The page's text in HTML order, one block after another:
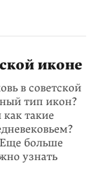
иконе
в советской
тип икон?
как такие
Еще больше
узнать